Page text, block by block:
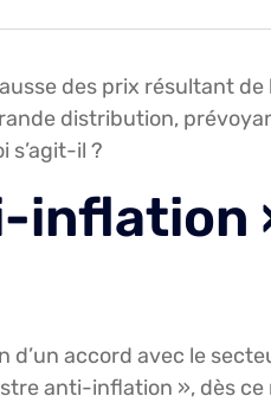
des prix résultant de
distribution,
s’agit-il ?
inflation
d’un accord avec le
anti-inflation », dès ce